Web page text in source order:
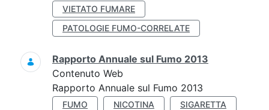
VIETATO FUMARE
PATOLOGIE FUMO-CORRELATE
Rapporto Annuale sul Fumo 2013
Contenuto Web
Rapporto Annuale sul Fumo 2013
FUMO NICOTINA
SIGARETTA